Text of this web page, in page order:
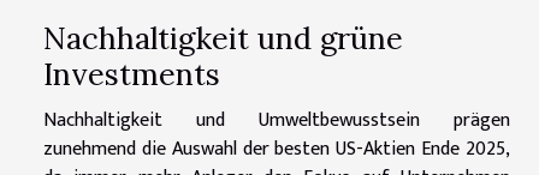
Nachhaltigkeit und grüne
Investments
Nachhaltigkeit und Umweltbewusstsein prägen
zunehmend die Auswahl der besten US-Aktien Ende 2025,